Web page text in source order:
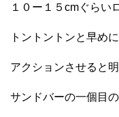
１０ー１５cmぐらい
トントントンと早めに
アクションさせると
サンドバーの一個目